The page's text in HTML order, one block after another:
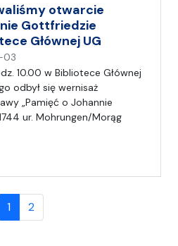
otwarcie
Gottfriedzie
Głównej UG
03
a
p
i
s
a
n
10.00 w Bibliotece Głównej
odbył się wernisaż
„Pamięć o Johannie
ur. Mohrungen/Morąg
Current Page
1 Page
2